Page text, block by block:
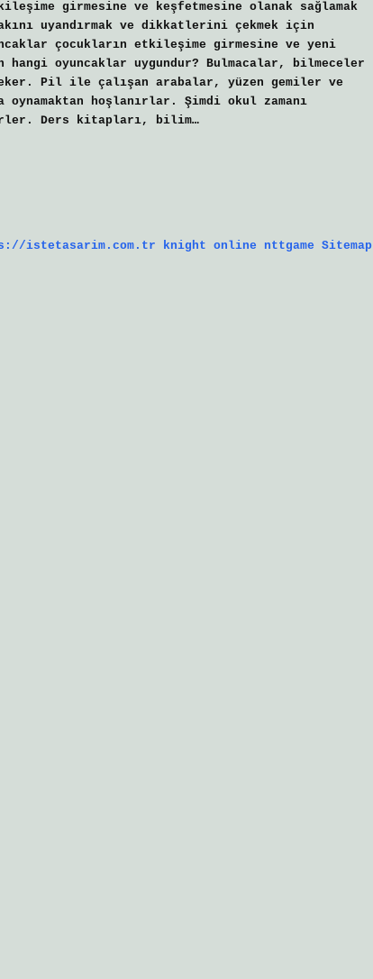
girmesine ve keşfetmesine olanak sağlamak
uyandırmak ve dikkatlerini çekmek için
çocukların etkileşime girmesine ve yeni
oyuncaklar uygundur? Bulmacalar, bilmeceler
Pil ile çalışan arabalar, yüzen gemiler ve
hoşlanırlar. Şimdi okul zamanı
Ders kitapları, bilim…
istetasarim.com.tr knight online nttgame Sitemap